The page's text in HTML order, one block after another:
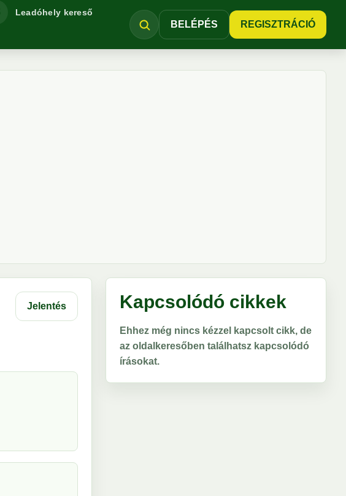
Leadóhely kereső
BELÉPÉS REGISZTRÁCIÓ
Jelentés Kapcsolódó cikkek
Ehhez még nincs kézzel kapcsolt cikk, de
az oldalkeresőben találhatsz kapcsolódó
írásokat.